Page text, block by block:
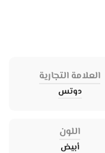
العلامة التجارية
دوتس
اللون
أبيض